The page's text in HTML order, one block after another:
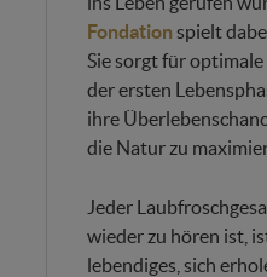
Fondation spielt
Sie sorgt für
der ersten
ihre
die Natur zu
Jeder
wieder zu hören ist,
lebendiges, sich